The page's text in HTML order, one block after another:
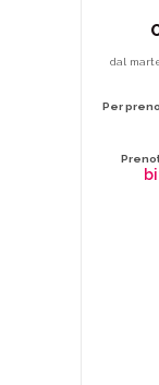
dal
Per